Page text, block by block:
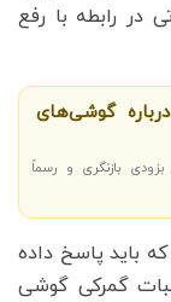
در رابطه با رفع
گوشی‌های
بازنگری و رسماً
باید پاسخ داده
گمرکی گوشی